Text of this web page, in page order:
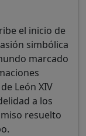
el inicio de
simbólica
marcado
León XIV
a los
resuelto